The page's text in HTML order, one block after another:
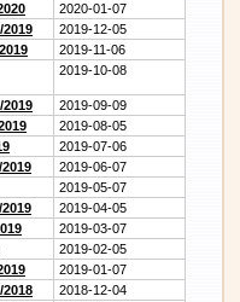
2020-01-07
2019-12-05
2019-11-06
2019-10-08
2019-09-09
2019-08-05
2019-07-06
2019-06-07
2019-05-07
2019-04-05
2019-03-07
2019-02-05
2019-01-07
2018-12-04